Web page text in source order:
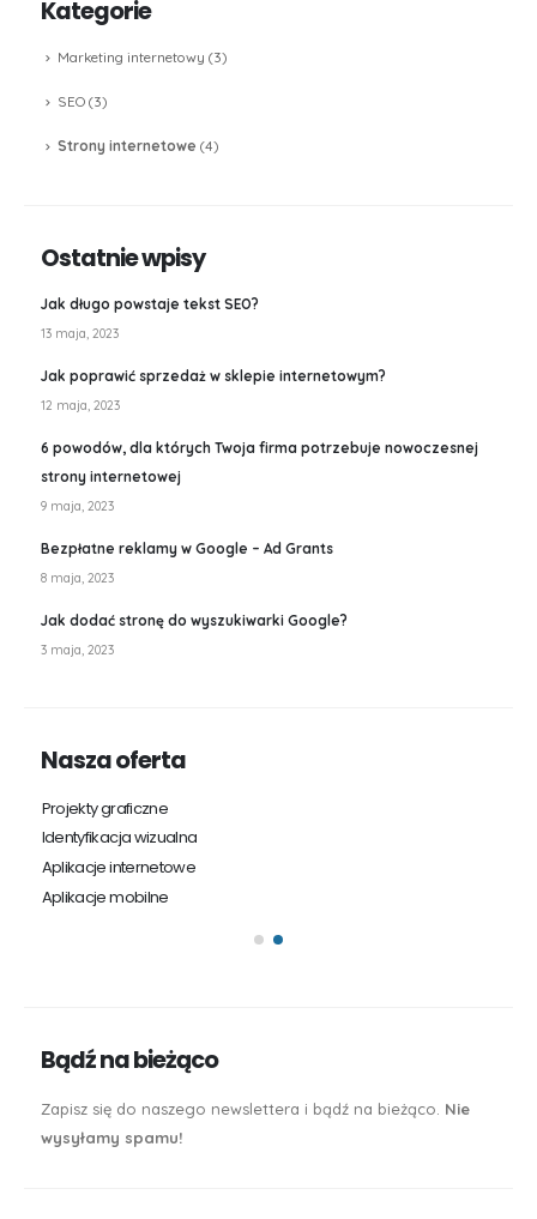
Kategorie
Marketing internetowy (3)
SEO(3)
Strony internetowe (4)
Ostatnie wpisy
Jak długo powstaje tekst SEO?
13 maja, 2023
Jak poprawić sprzedaż w sklepie internetowym?
12 maja, 2023
6 powodów, dla których Twoja firma potrzebuje nowoczesnej
strony internetowej
9 maja, 2023
Bezpłatne reklamy w Google – Ad Grants
8 maja, 2023
Jak dodać stronę do wyszukiwarki Google?
3 maja, 2023
Nasza oferta
Projekty graficzne
Identyfikacja wizualna
Aplikacje internetowe
Aplikacje mobilne
Bądź na bieżąco
Zapisz się do naszego newslettera i bądź na bieżąco. Nie
wysyłamy spamu!